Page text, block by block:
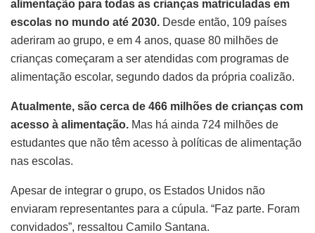
alimentação para todas as crianças matriculadas em
escolas no mundo até 2030. Desde então, 109 países
aderiram ao grupo, e em 4 anos, quase 80 milhões de
crianças começaram a ser atendidas com programas de
alimentação escolar, segundo dados da própria coalizão.
Atualmente, são cerca de 466 milhões de crianças com
acesso à alimentação. Mas há ainda 724 milhões de
estudantes que não têm acesso à políticas de alimentação
nas escolas.
Apesar de integrar o grupo, os Estados Unidos não
enviaram representantes para a cúpula. “Faz parte. Foram
convidados”, ressaltou Camilo Santana.